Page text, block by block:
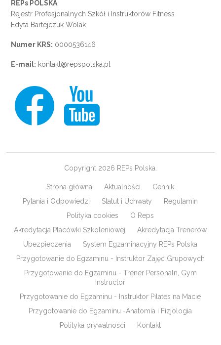
REPs POLSKA
Rejestr Profesjonalnych Szkół i Instruktorów Fitness
Edyta Bartejczuk Wolak
Numer KRS: 0000536146
E-mail: kontakt@repspolska.pl
Copyright 2026 REPs Polska.
Strona główna Aktualności
Cennik
Pytania i Odpowiedzi
Statut i Uchwały
Regulamin
Polityka cookies
O Reps
Akredytacja Placówki Szkoleniowej
Akredytacja Trenerów
Ubezpieczenia
System Egzaminacyjny REPs Polska
Przygotowanie do Egzaminu - Instruktor Zajęć Grupowych
Przygotowanie do Egzaminu - Trener Personaln, Gym
Instructor
Przygotowanie do Egzaminu - Instruktor Pilates na Macie
Przygotowanie do Egzaminu -Anatomia i Fizjologia
Polityka prywatności
Kontakt